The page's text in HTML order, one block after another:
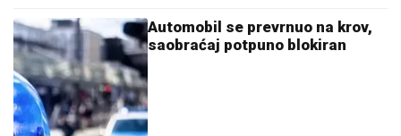
Automobil se prevrnuo na krov,
saobraćaj potpuno blokiran